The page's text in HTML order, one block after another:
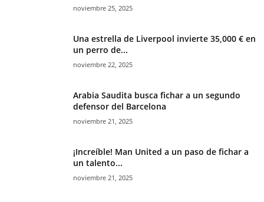
noviembre 25, 2025
Una estrella de Liverpool invierte 35,000 € en
un perro de...
noviembre 22, 2025
Arabia Saudita busca fichar a un segundo
defensor del Barcelona
noviembre 21, 2025
¡Increíble! Man United a un paso de fichar a
un talento...
noviembre 21, 2025